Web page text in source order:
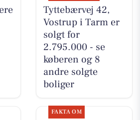
Tyttebærvej 42,
Vostrup i Tarm er
solgt for
2.795.000 - se
køberen og 8
andre solgte
boliger
FAKTA OM